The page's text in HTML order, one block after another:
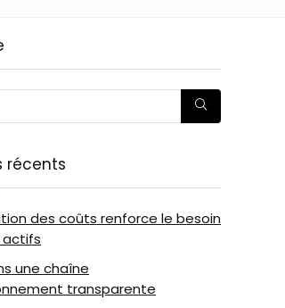
récents
des coûts renforce le besoin
actifs
une chaîne
transparente